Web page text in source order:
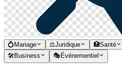
💍 Mariage ⚖️Juridique 🏥Santé
🛠️Business 🎭 Événementiel